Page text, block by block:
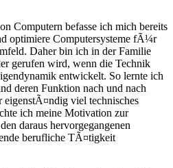
Computern befasse ich mich bereits
optimiere Computersysteme fÃ¼r
Daher bin ich in der Familie
gerufen wird, wenn die Technik
entwickelt. So lernte ich
deren Funktion nach und nach
eigenstÃ¤ndig viel technisches
ich meine Motivation zur
daraus hervorgegangenen
berufliche TÃ¤tigkeit